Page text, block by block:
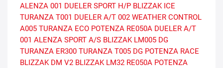
ALENZA 001 DUELER SPORT H/P BLIZZAK ICE
TURANZA T001 DUELER A/T 002 WEATHER CONTROL
A005 TURANZA ECO POTENZA RE050A DUELER A/T
001 ALENZA SPORT A/S BLIZZAK LM005 DG
TURANZA ER300 TURANZA T005 DG POTENZA RACE
BLIZZAK DM V2 BLIZZAK LM32 RE050A POTENZA